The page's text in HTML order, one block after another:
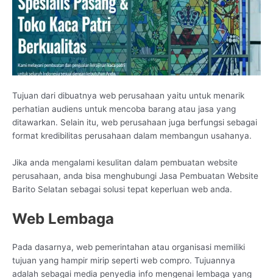
Tujuan dari dibuatnya web perusahaan yaitu untuk menarik
perhatian audiens untuk mencoba barang atau jasa yang
ditawarkan. Selain itu, web perusahaan juga berfungsi sebagai
format kredibilitas perusahaan dalam membangun usahanya.
Jika anda mengalami kesulitan dalam pembuatan website
perusahaan, anda bisa menghubungi Jasa Pembuatan Website
Barito Selatan sebagai solusi tepat keperluan web anda.
Web Lembaga
Pada dasarnya, web pemerintahan atau organisasi memiliki
tujuan yang hampir mirip seperti web compro. Tujuannya
adalah sebagai media penyedia info mengenai lembaga yang